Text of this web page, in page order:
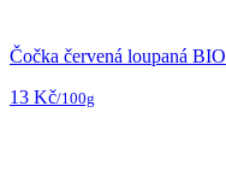
Čočka červená loupaná BIO
13 Kč/100g